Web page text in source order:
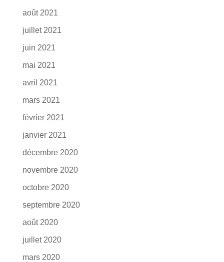
août 2021
juillet 2021
juin 2021
mai 2021
avril 2021
mars 2021
février 2021
janvier 2021
décembre 2020
novembre 2020
octobre 2020
septembre 2020
août 2020
juillet 2020
mars 2020